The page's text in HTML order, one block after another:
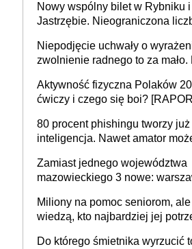
Nowy wspólny bilet w Rybniku
Jastrzębie. Nieograniczona
Niepodjęcie uchwały o
zwolnienie radnego to za
rozstrzygać sprawy
Aktywność fizyczna Polaków
ćwiczy i czego się boi?
80 procent phishingu tworzy już
inteligencja. Nawet amator
Zamiast jednego województwa
mazowieckiego 3 nowe:
Europie nie ma tak dużych
stołecznych
Miliony na pomoc seniorom,
wiedzą, kto najbardziej jej
Do którego śmietnika wyrzucić